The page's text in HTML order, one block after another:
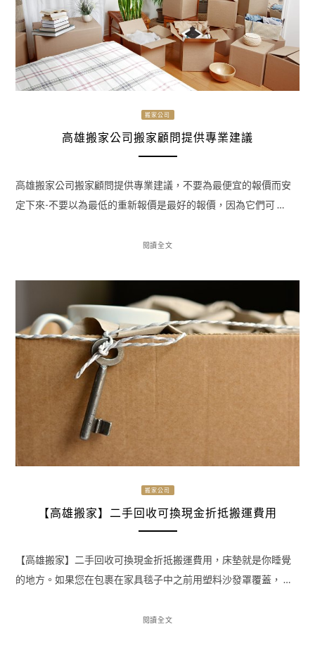
搬家公司
高雄搬家公司搬家顧問提供專業建議
高雄搬家公司搬家顧問提供專業建議，不要為最便宜的報價而安
定下來-不要以為最低的重新報價是最好的報價，因為它們可 …
閱讀全文
搬家公司
【高雄搬家】二手回收可換現金折抵搬運費用
【高雄搬家】二手回收可換現金折抵搬運費用，床墊就是你睡覺
的地方。如果您在包裹在家具毯子中之前用塑料沙發罩覆蓋， …
閱讀全文